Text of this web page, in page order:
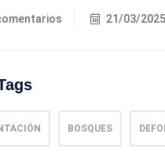
21/03/2025
BOSQUES